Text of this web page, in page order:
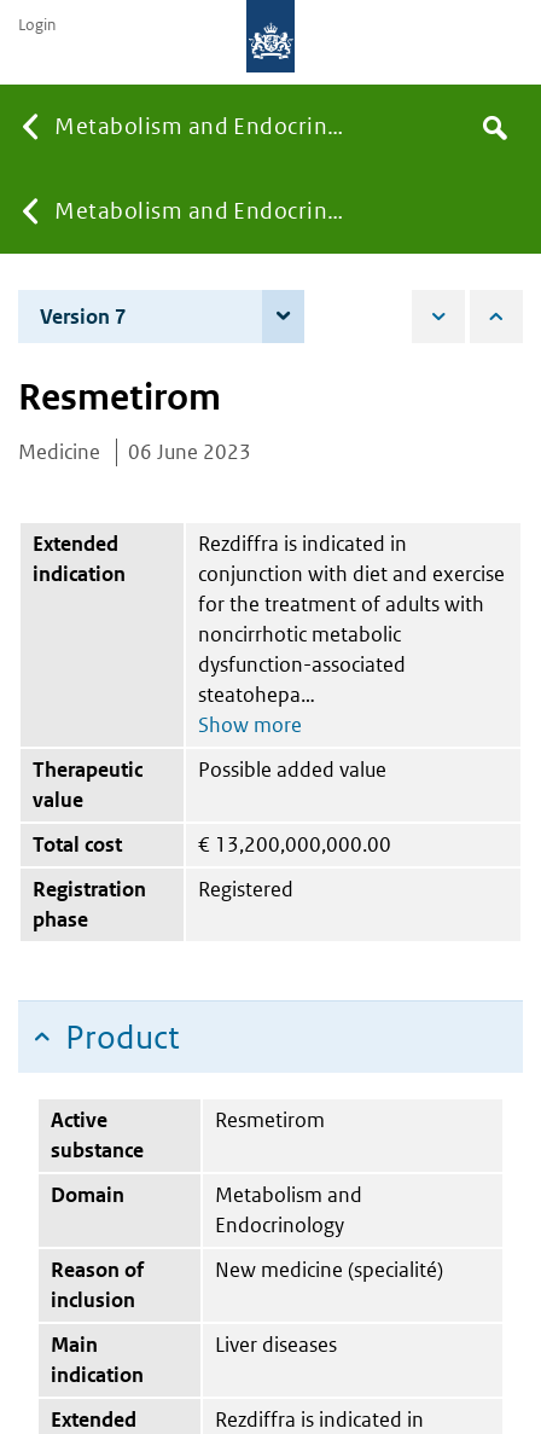
Metabolism and Endocrinology
You
are
here:
Metabolism and Endocrinology
the
Search
Login
Version 7
Resmetirom
Medicine 06 June 2023
Extended
indication
Rezdiffra is indicated in
conjunction with diet and exercise
for the treatment of adults with
noncirrhotic metabolic
dysfunction-associated
steatohepa
Therapeutic
value
Possible added value
Total cost € 13,200,000,000.00
Registration
phase
Registered
Product
Active
substance
Resmetirom
Domain
Metabolism and
Endocrinology
Reason of
inclusion
New medicine (specialité)
Main
indication
Liver diseases
Extended
Rezdiffra is indicated in